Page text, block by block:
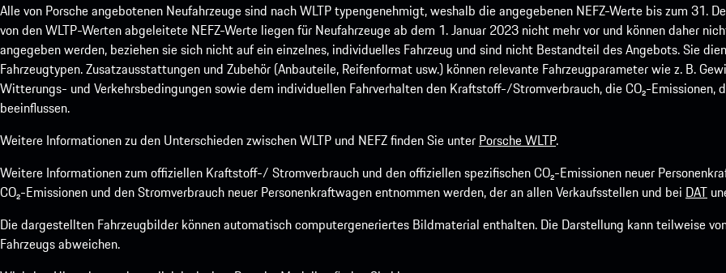
Alle von Porsche angebotenen Neufahrzeuge sind nach WLTP typengenehmigt, weshalb die angegebenen NEFZ-Werte bis zum 31.
von den WLTP-Werten abgeleitete NEFZ-Werte liegen für Neufahrzeuge ab dem 1. Januar 2023 nicht mehr vor und können daher
angegeben werden, beziehen sie sich nicht auf ein einzelnes, individuelles Fahrzeug und sind nicht Bestandteil des Angebots. Sie
Fahrzeugtypen. Zusatzausstattungen und Zubehör (Anbauteile, Reifenformat usw.) können relevante Fahrzeugparameter wie z. B.
Witterungs- und Verkehrsbedingungen sowie dem individuellen Fahrverhalten den Kraftstoff-/Stromverbrauch, die CO₂-Emissionen,
beeinflussen.
Weitere Informationen zu den Unterschieden zwischen WLTP und NEFZ finden Sie unter Porsche WLTP.
Weitere Informationen zum offiziellen Kraftstoff-/ Stromverbrauch und den offiziellen spezifischen CO₂-Emissionen neuer
CO₂-Emissionen und den Stromverbrauch neuer Personenkraftwagen entnommen werden, der an allen Verkaufsstellen und bei DAT
Die dargestellten Fahrzeugbilder können automatisch computergeneriertes Bildmaterial enthalten. Die Darstellung kann teilweise
Fahrzeugs abweichen.